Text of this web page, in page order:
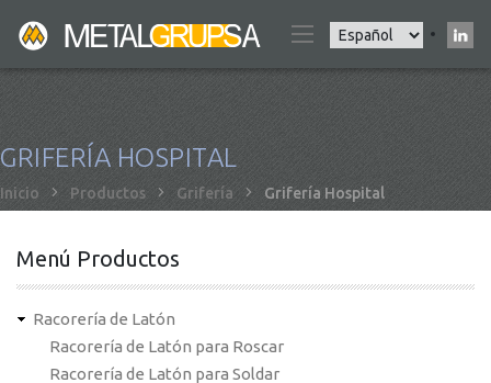
Select
your
language
GRIFERÍA HOSPITAL
Sobrescribir
de
ayuda
navegación
Inicio Productos Grifería Grifería Hospital
Menú Productos
Racorería de Latón
Racorería de Latón para Roscar
Racorería de Latón para Soldar